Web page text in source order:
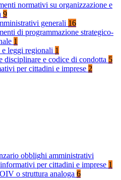
normativi su organizzazione e
9
generali 16
di programmazione strategico-
1
e leggi regionali 1
disciplinare e codice di condotta 5
per cittadini e imprese 2
obblighi amministrativi
per cittadini e imprese 1
o struttura analoga 6